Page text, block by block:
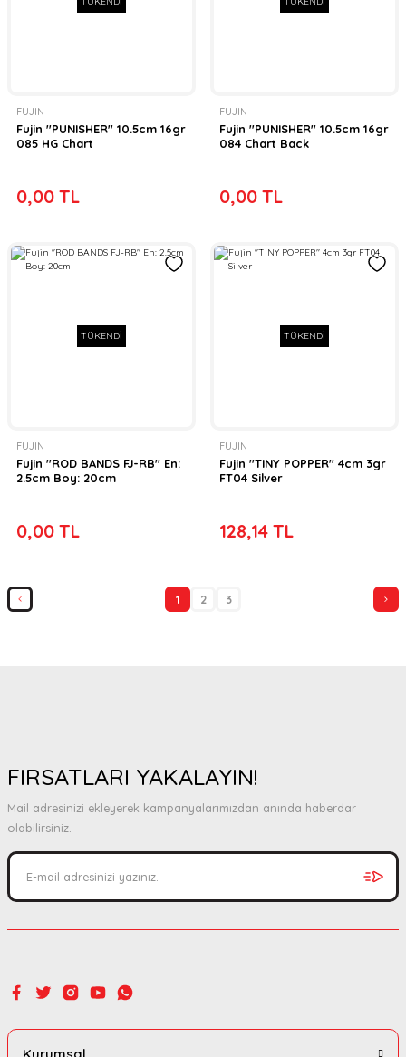
FUJIN
Fujin ''PUNISHER'' 10.5cm 16gr
085 HG Chart
0,00 TL
FUJIN
Fujin ''PUNISHER'' 10.5cm 16gr
084 Chart Back
0,00 TL
TÜKENDİ
FUJIN
Fujin ''ROD BANDS FJ-RB'' En:
2.5cm Boy: 20cm
0,00 TL
TÜKENDİ
FUJIN
Fujin ''TINY POPPER'' 4cm 3gr
FT04 Silver
128,14 TL
1 2 3
FIRSATLARI YAKALAYIN!
Mail adresinizi ekleyerek kampanyalarımızdan anında haberdar
olabilirsiniz.